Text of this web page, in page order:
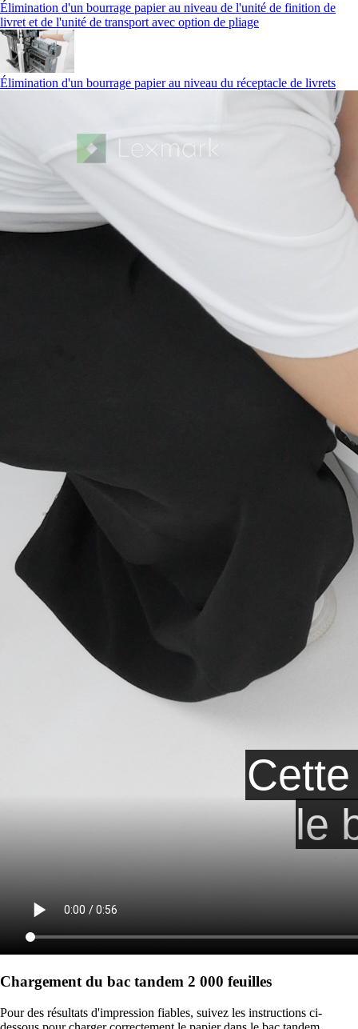
Élimination d'un bourrage papier au niveau de l'unité de finition de
livret et de l'unité de transport avec option de pliage
Élimination d'un bourrage papier au niveau du réceptacle de livrets
Chargement du bac tandem 2 000 feuilles
Pour des résultats d'impression fiables, suivez les instructions ci-